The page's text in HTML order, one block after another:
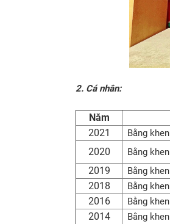
2. Cá nhân:
Năm
2021
Bằng
2020 Bằng
2019 Bằng
2018 Bằng
2016 Bằng
2014 Bằng